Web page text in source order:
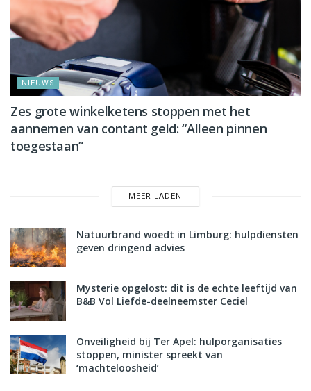
NIEUWS
Zes grote winkelketens stoppen met het
aannemen van contant geld: “Alleen pinnen
toegestaan”
MEER LADEN
Natuurbrand woedt in Limburg: hulpdiensten
geven dringend advies
Mysterie opgelost: dit is de echte leeftijd van
B&B Vol Liefde-deelneemster Ceciel
Onveiligheid bij Ter Apel: hulporganisaties
stoppen, minister spreekt van
‘machteloosheid’